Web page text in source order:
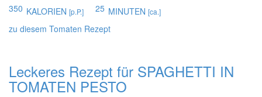
350 KALORIEN [p.P.] 25 MINUTEN [ca.]
zu diesem Tomaten Rezept
Leckeres Rezept für SPAGHETTI IN
TOMATEN PESTO